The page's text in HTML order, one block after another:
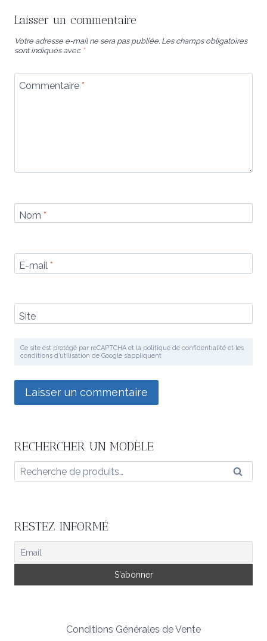
Laisser un commentaire
Votre adresse e-mail ne sera pas publiée. Les champs obligatoires
sont indiqués avec *
Commentaire *
Nom *
E-mail *
Site
Ce site est protégé par reCAPTCHA et la politique de confidentialité et les
conditions d’utilisation de Google s’appliquent
RECHERCHER UN MODÈLE
Recherche
pour :
RESTEZ INFORMÉ
Conditions Générales de Vente